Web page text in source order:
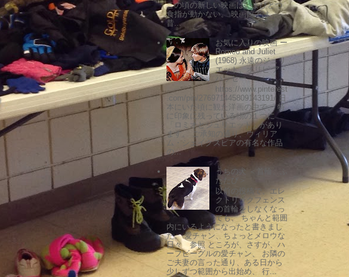
この頃の新しい映画はいまひとつ
食指が動かない。 映画館では、
昔...
お気に入りの映画 ー
Romeo and Juliet
(1968) 永遠のジュリ
エット、オリビ ア・
ハッセー
https://www.pinterest
.com/pin/276971445809143191/ 日
本にいた頃に観た洋画の中で、 特
に印象に残っている物の１つに
「ロミオとジュリエット」があり
ます。 ご承知の通り、ウィリア
ム・シェイクスピアの有名な作品
の...
うちの犬 ＜首輪、ふ
たたび＞
以前の投稿で、エレ
クトリックフェンス
の首輪をしなくなっ
ても、 ちゃんと範囲
内にいるようになったと書きまし
た。 愛チャン、ちょっとメロウな
日々 参照 ところが、さすが、ハ
ーフビーグルの愛チャン、 お隣の
ご夫妻の言った通り、ある日から
少しずつ範囲から出始め、 行...